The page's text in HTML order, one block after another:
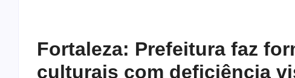
Fortaleza: Prefeitura faz
culturais com deficiência